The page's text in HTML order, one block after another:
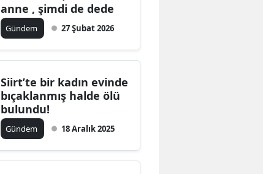
anne , şimdi de dede
Gündem 27 Şubat 2026
Siirt’te bir kadın evinde
bıçaklanmış halde ölü
bulundu!
Gündem 18 Aralık 2025